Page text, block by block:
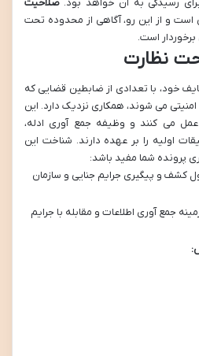
و از این رو، آگاهی از محدوده تحت
است.
نظارت
اجرای وظایف خود، با تعدادی از ضابطین قضایی که
می شوند، همکاری نزدیک دارد. این
می کنند و وظیفه جمع آوری ادله،
اولیه را بر عهده دارند. شناخت این
پرونده شما مفید باشد:
کشف و پیگیری جرایم جنایی و سازمان
جمع آوری اطلاعات و مقابله با جرایم